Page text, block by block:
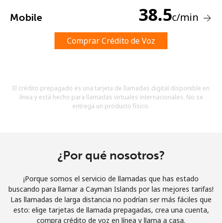
Una letra mayúscula y una minúscula
Un caracter especial
Términos y condiciones.
Únete
Mobile 38.5c/min
Comprar Crédito de Voz
El crédito prepagado es una tarjeta de llamadas digital disponible en
línea y está hecho para llamadas virtuales internacionales. No se
entrega un producto físico.
¿Por qué nosotros?
¡Porque somos el servicio de llamadas que has estado
buscando para llamar a Cayman Islands por las mejores tarifas!
Las llamadas de larga distancia no podrían ser más fáciles que
esto: elige tarjetas de llamada prepagadas, crea una cuenta,
compra crédito de voz en línea y llama a casa.